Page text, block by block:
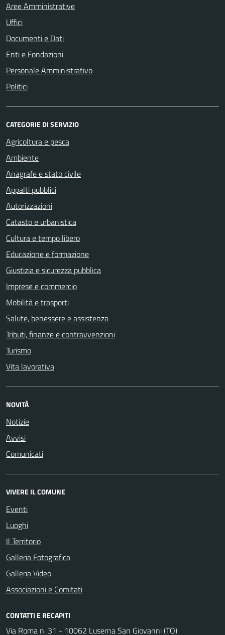
Aree Amministrative
Uffici
Documenti e Dati
Enti e Fondazioni
Personale Amministrativo
Politici
CATEGORIE DI SERVIZIO
Agricoltura e pesca
Ambiente
Anagrafe e stato civile
Appalti pubblici
Autorizzazioni
Catasto e urbanistica
Cultura e tempo libero
Educazione e formazione
Giustizia e sicurezza pubblica
Imprese e commercio
Mobilità e trasporti
Salute, benessere e assistenza
Tributi, finanze e contravvenzioni
Turismo
Vita lavorativa
NOVITÀ
Notizie
Avvisi
Comunicati
VIVERE IL COMUNE
Eventi
Luoghi
Il Territorio
Galleria Fotografica
Galleria Video
Associazioni e Comitati
CONTATTI E RECAPITI
Via Roma n. 31 - 10062 Luserna San Giovanni (TO)